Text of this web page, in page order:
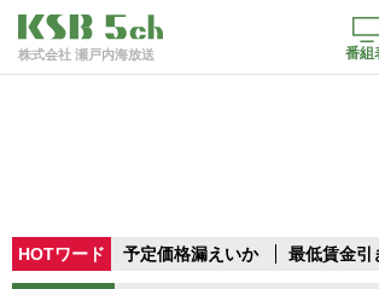
株式会社 瀬戸内海放送 番組
HOTワード 予定価格漏えいか 最低賃金引